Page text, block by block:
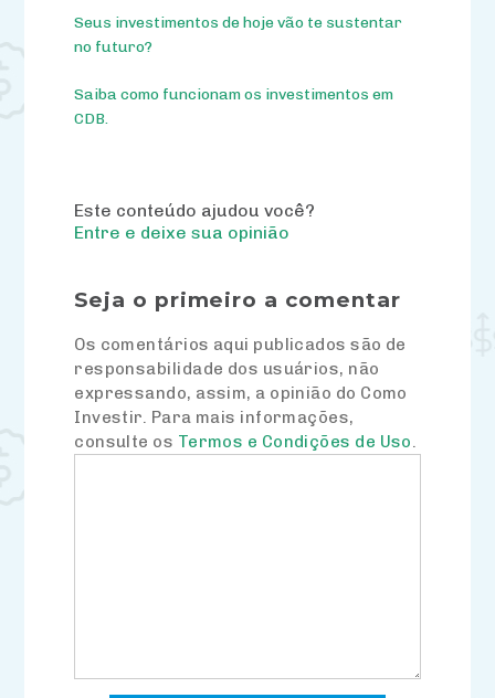
Seus investimentos de hoje vão te sustentar
no futuro?
Saiba como funcionam os investimentos em
CDB.
Este conteúdo ajudou você?
Entre e deixe sua opinião
Seja o primeiro a comentar
Os comentários aqui publicados são de
responsabilidade dos usuários, não
expressando, assim, a opinião do Como
Investir. Para mais informações,
consulte os Termos e Condições de Uso.